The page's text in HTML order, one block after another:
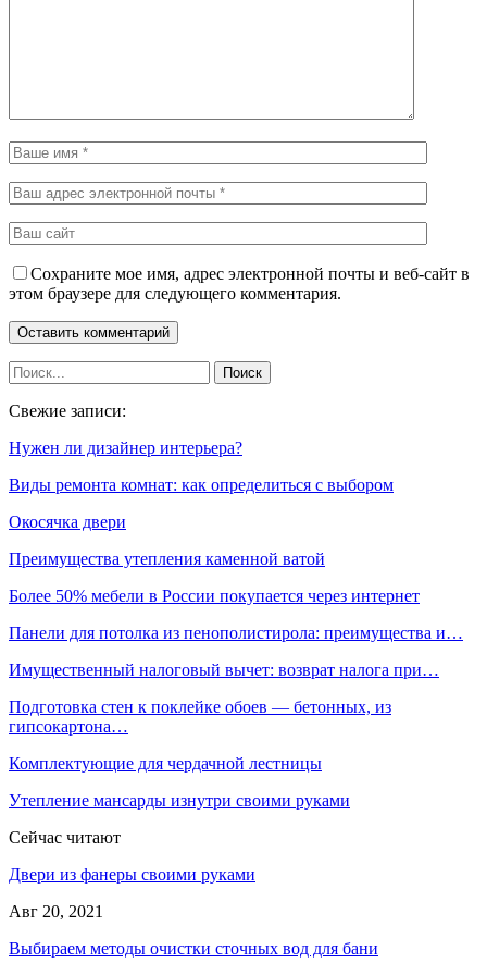
Сохраните мое имя, адрес электронной почты и веб-сайт в
этом браузере для следующего комментария.
Свежие записи:
Нужен ли дизайнер интерьера?
Виды ремонта комнат: как определиться с выбором
Окосячка двери
Преимущества утепления каменной ватой
Более 50% мебели в России покупается через интернет
Панели для потолка из пенополистирола: преимущества и…
Имущественный налоговый вычет: возврат налога при…
Подготовка стен к поклейке обоев — бетонных, из
гипсокартона…
Комплектующие для чердачной лестницы
Утепление мансарды изнутри своими руками
Сейчас читают
Двери из фанеры своими руками
Авг 20, 2021
Выбираем методы очистки сточных вод для бани